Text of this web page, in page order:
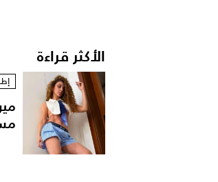
الأكثر قراءة